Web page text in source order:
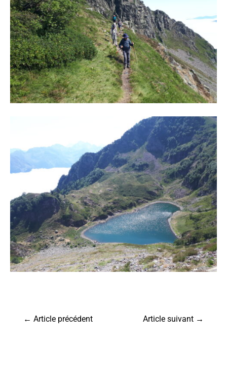
← Article précédent Article suivant →